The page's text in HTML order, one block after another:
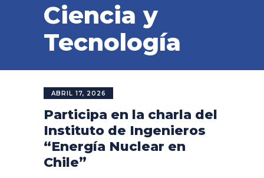
Ciencia y
Tecnología
ABRIL 17, 2026
Participa en la charla del
Instituto de Ingenieros
“Energía Nuclear en
Chile”